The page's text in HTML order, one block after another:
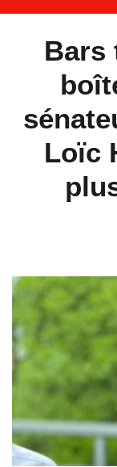
Bars
Loïc